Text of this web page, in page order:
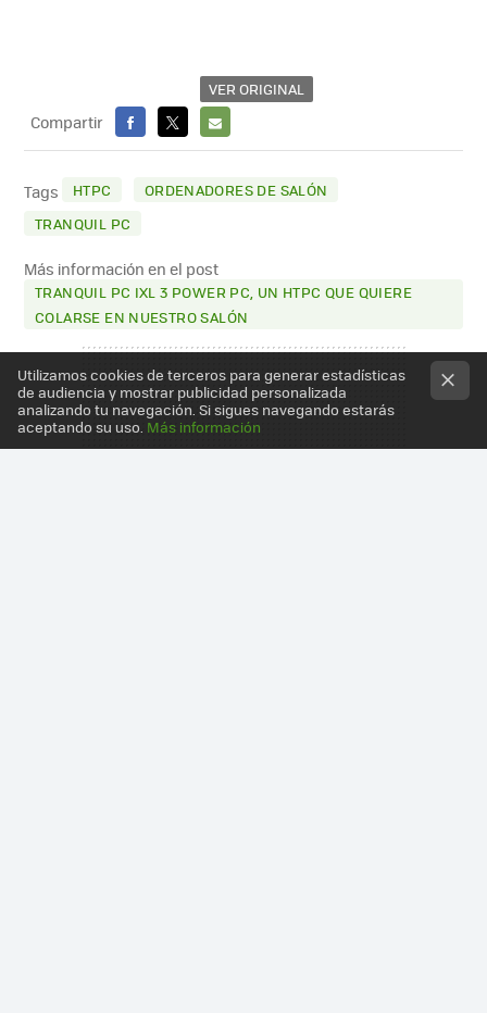
VER ORIGINAL
Compartir
FACEBOOK
X
E-
MAIL
Tags HTPC
ORDENADORES DE SALÓN
TRANQUIL PC
Más información en el post
TRANQUIL PC IXL 3 POWER PC, UN HTPC QUE QUIERE
COLARSE EN NUESTRO SALÓN
Utilizamos cookies de terceros para generar estadísticas
de audiencia y mostrar publicidad personalizada
analizando tu navegación. Si sigues navegando estarás
aceptando su uso. Más información